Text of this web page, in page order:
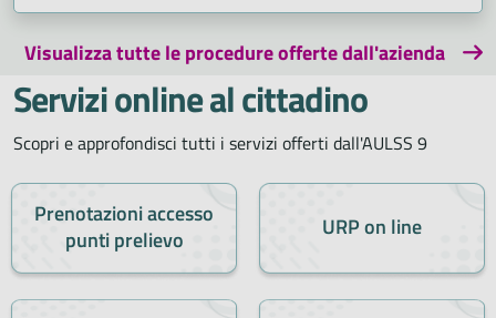
Visualizza tutte le procedure offerte dall'azienda
Servizi online al cittadino
Scopri e approfondisci tutti i servizi offerti dall'AULSS 9
Prenotazioni accesso
punti prelievo
URP on line